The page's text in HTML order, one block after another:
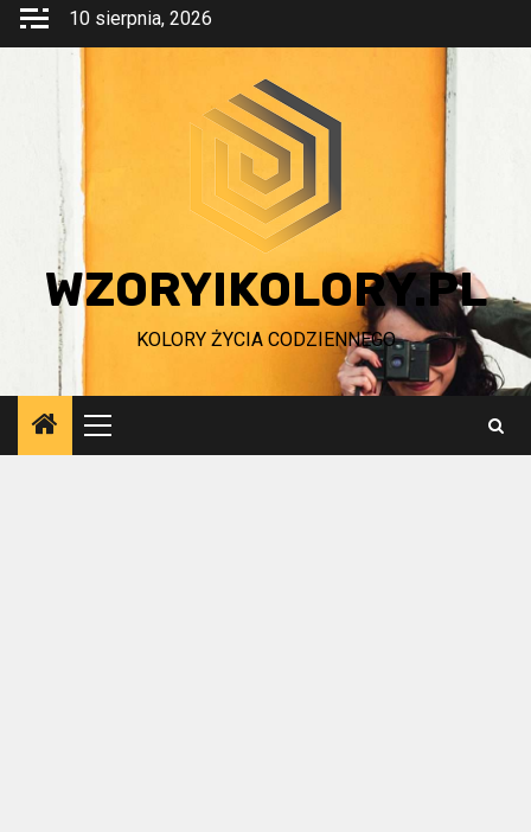
Przejdź
10 sierpnia, 2026
WZORYIKOLORY.PL
KOLORY ŻYCIA CODZIENNEGO
Menu
główne